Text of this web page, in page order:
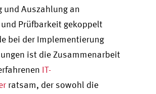
und Auszahlung an
Prüfbarkeit gekoppelt
bei der Implementierung
ist die Zusammenarbeit
IT-
ratsam, der sowohl die